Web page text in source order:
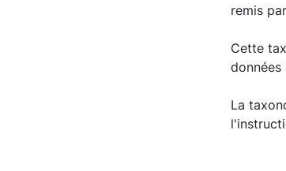
remis
Cette
La